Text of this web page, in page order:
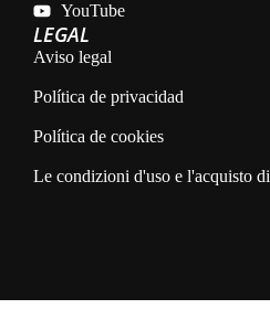
LEGAL
Aviso legal
Política de privacidad
Política de cookies
Le condizioni d'uso e l'acquisto di
YouTube